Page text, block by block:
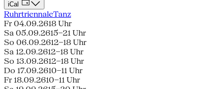
iCal
RuhrtriennaleTanz
Fr 04.09.2618 Uhr
Sa 05.09.2615–21 Uhr
So 06.09.2612–18 Uhr
Sa 12.09.2612–18 Uhr
So 13.09.2612–18 Uhr
Do 17.09.2610–11 Uhr
Fr 18.09.2610–11 Uhr